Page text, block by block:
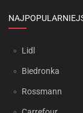
Lidl
Biedronka
Rossmann